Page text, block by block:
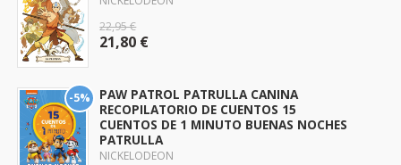
22,95 €
21,80 €
-5%
PAW PATROL PATRULLA CANINA
RECOPILATORIO DE CUENTOS 15
CUENTOS DE 1 MINUTO BUENAS NOCHES
PATRULLA
NICKELODEON